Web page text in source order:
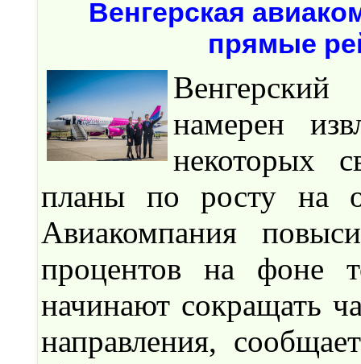
Венгерская
прямые
Венгерский
намерен
некоторых
планы по росту на
Авиакомпания
процентов на фоне
начинают сокращать
направления,